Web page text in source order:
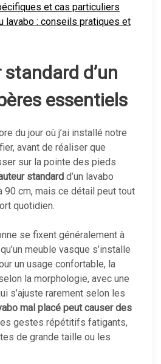
et cas particuliers
lavabo : conseils pratiques et
d’un
essentiels
du jour où j’ai installé notre
avant de réaliser que
sur la pointe des pieds
standard d’un lavabo
90 cm, mais ce détail peut tout
quotidien.
se fixent généralement à
meuble vasque s’installe
un usage confortable, la
la morphologie, avec une
s’ajuste rarement selon les
mal placé peut causer des
gestes répétitifs fatigants,
de grande taille ou les